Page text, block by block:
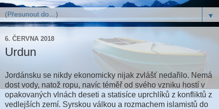
▼
6. ČERVNA 2018
Urdun
Jordánsku se nikdy ekonomicky nijak zvlášť nedařilo. Nemá
dost vody, natož ropu, navíc téměř od svého vzniku hostí v
opakovaných vlnách deseti a statisíce uprchlíků z konfliktů z
vedlejších zemí. Syrskou válkou a rozmachem islamistů do